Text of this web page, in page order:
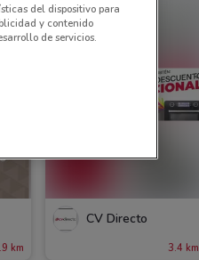
km
CV Directo
3.4 km
del dispositivo para
y contenido
de servicios.